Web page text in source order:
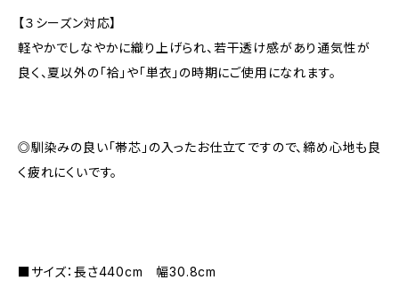
【３シーズン対応】
軽やかでしなやかに織り上げられ、若干透け感があり通気性が
良く、夏以外の「袷」や「単衣」の時期にご使用になれます。
◎馴染みの良い「帯芯」の入ったお仕立てですので、締め心地も良
く疲れにくいです。
■サイズ：長さ440cm 幅30.8cm